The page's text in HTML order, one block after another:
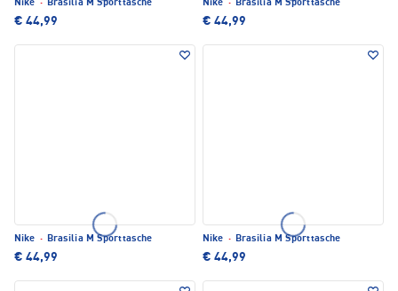
Nike · Brasilia M Sporttasche
€ 44,99
Nike · Brasilia M Sporttasche
€ 44,99
Nike · Brasilia M Sporttasche
€ 44,99
Nike · Brasilia M Sporttasche
€ 44,99